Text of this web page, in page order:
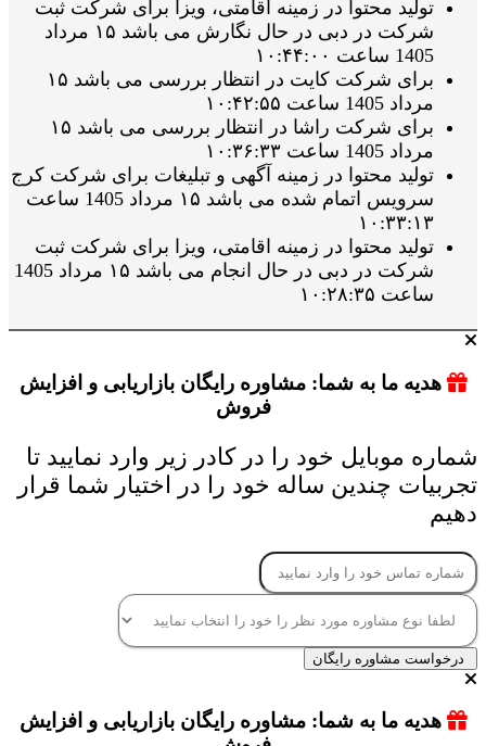
تولید محتوا در زمینه اقامتی، ویزا برای شرکت ثبت
شرکت در دبی در حال نگارش می باشد ۱۵ مرداد
1405 ساعت ۱۰:۴۴:۰۰
برای شرکت کایت در انتظار بررسی می باشد ۱۵
مرداد 1405 ساعت ۱۰:۴۲:۵۵
برای شرکت راشا در انتظار بررسی می باشد ۱۵
مرداد 1405 ساعت ۱۰:۳۶:۳۳
تولید محتوا در زمینه آگهی و تبلیغات برای شرکت کرج
سرویس اتمام شده می باشد ۱۵ مرداد 1405 ساعت
۱۰:۳۳:۱۳
تولید محتوا در زمینه اقامتی، ویزا برای شرکت ثبت
شرکت در دبی در حال انجام می باشد ۱۵ مرداد 1405
ساعت ۱۰:۲۸:۳۵
هدیه ما به شما: مشاوره رایگان بازاریابی و افزایش
فروش
شماره موبایل خود را در کادر زیر وارد نمایید تا
تجربیات چندین ساله خود را در اختیار شما قرار
دهیم
درخواست مشاوره رایگان
هدیه ما به شما: مشاوره رایگان بازاریابی و افزایش